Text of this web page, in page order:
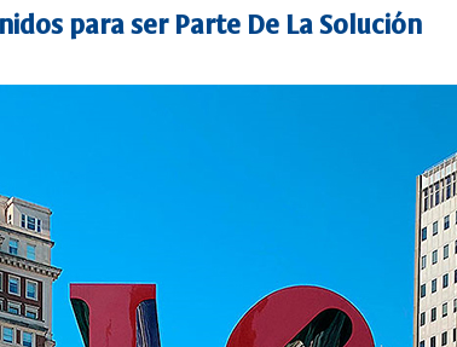
para ser Parte De La Solución